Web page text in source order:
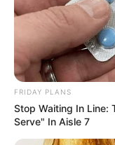
2025’s Most
FRIDAY PLANS
Stop Waiting In Line:
Serve" In Aisle 7